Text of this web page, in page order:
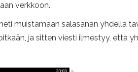
verkkoon.
muistamaan salasanan yhdellä
ja sitten viesti ilmestyy, että